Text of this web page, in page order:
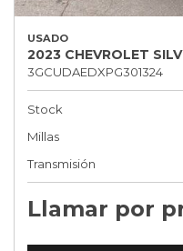
USADO
2023 CHEVROLET
3GCUDAEDXPG301324
Stock
Millas
Transmisión
Llamar por